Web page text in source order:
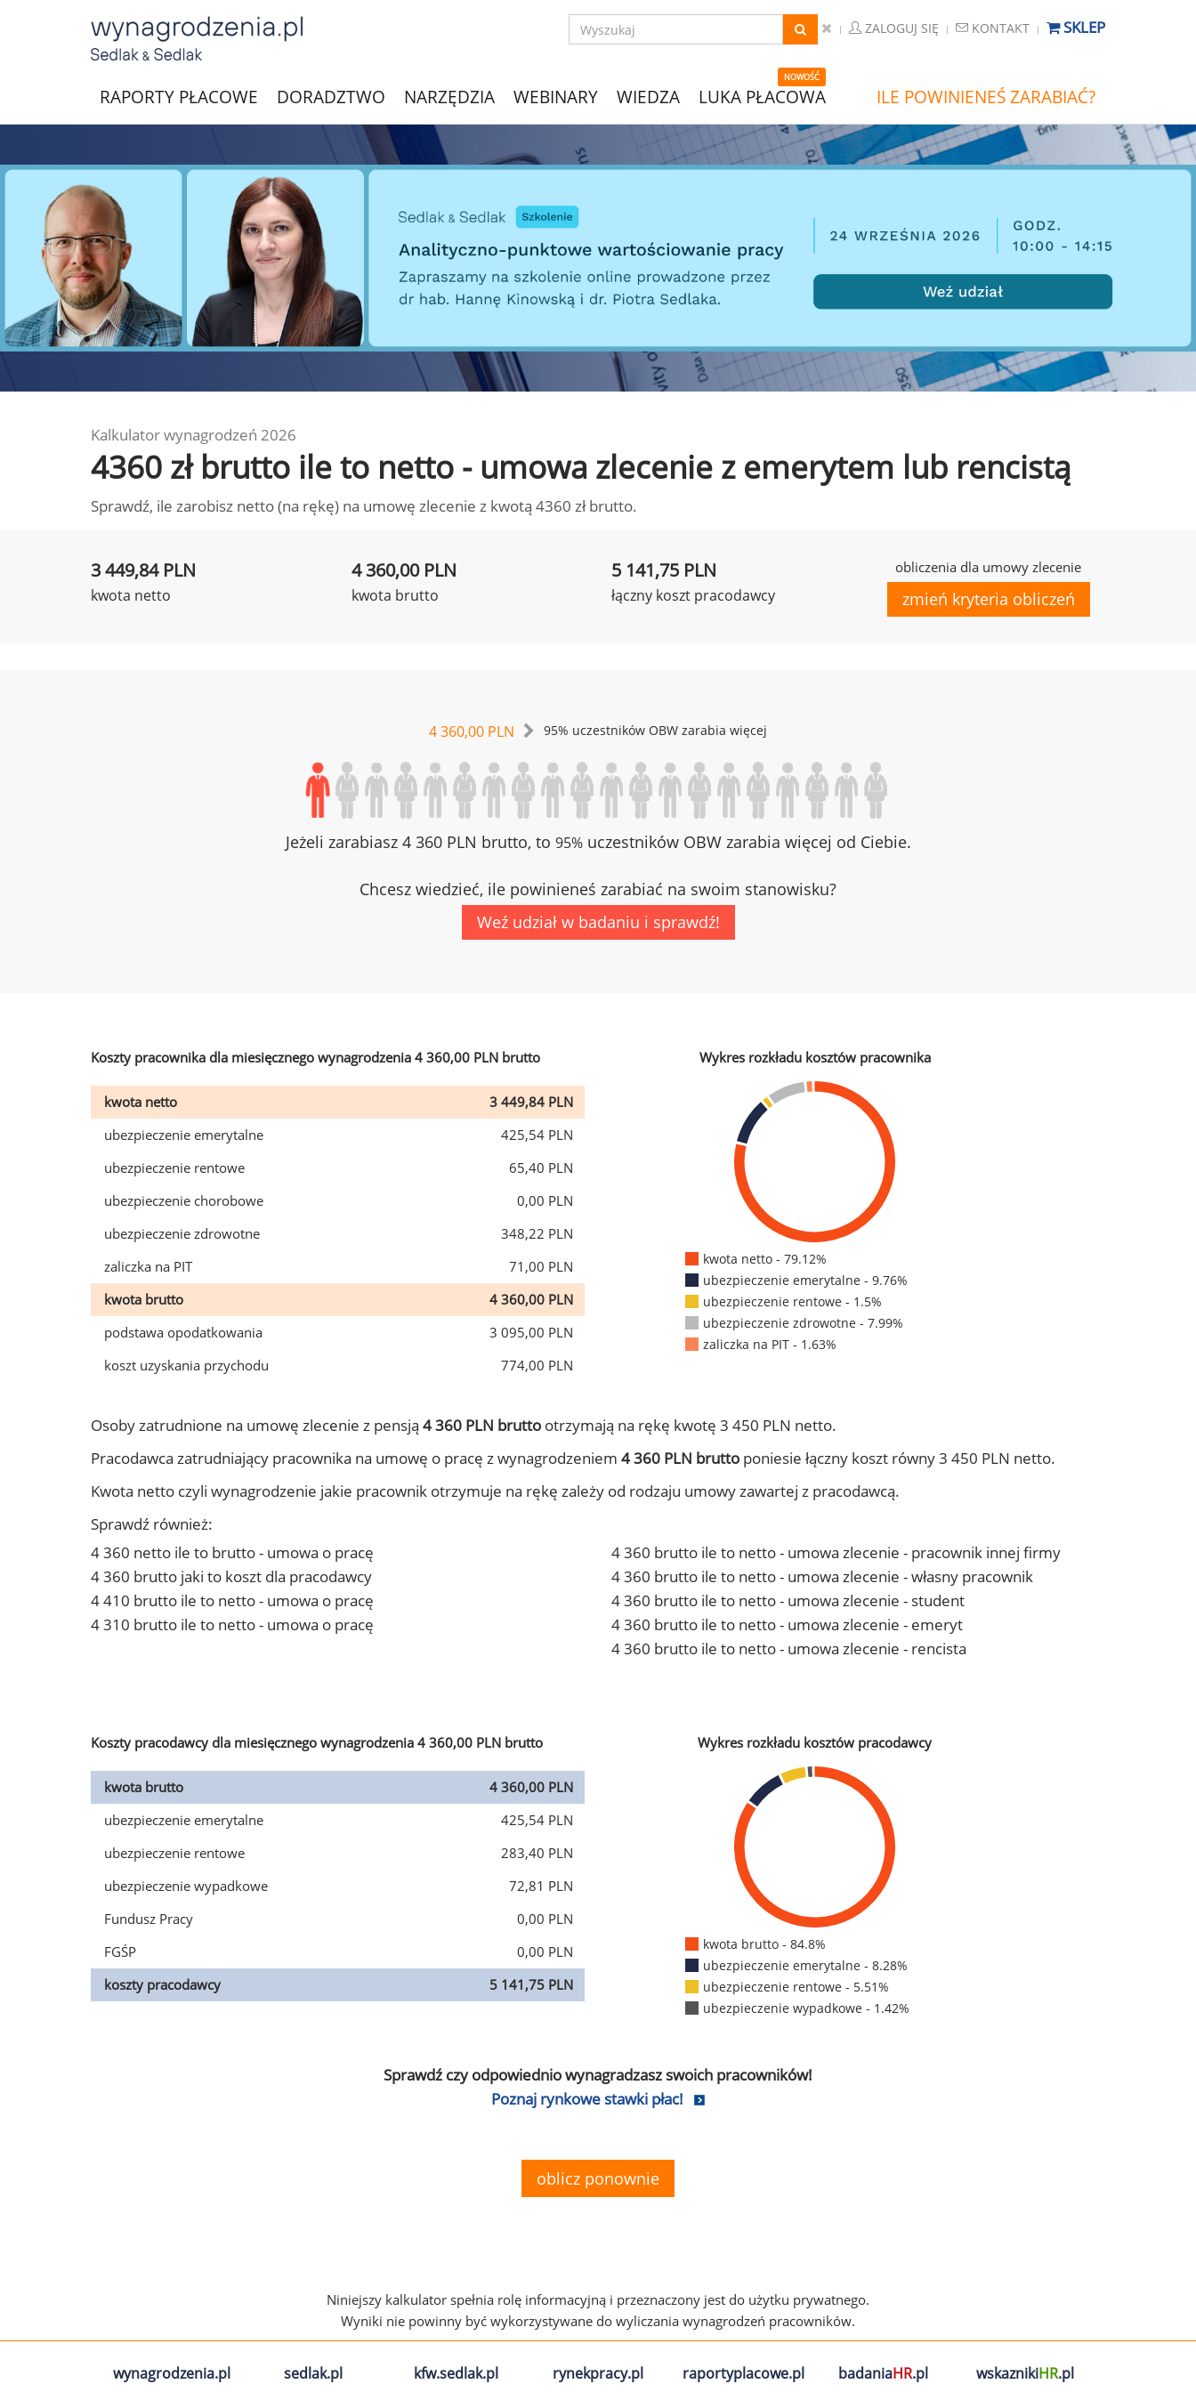
ZALOGUJ SIĘ KONTAKT SKLEP
RAPORTY PŁACOWE DORADZTWO NARZĘDZIA WEBINARY WIEDZA
NOWOŚĆ
LUKA PŁACOWA ILE POWINIENEŚ ZARABIAĆ?
Kalkulator wynagrodzeń 2026
4360 zł brutto ile to netto - umowa zlecenie z emerytem lub rencistą
Sprawdź, ile zarobisz netto (na rękę) na umowę zlecenie z kwotą 4360 zł brutto.
3 449,84 PLN
kwota netto
4 360,00 PLN
kwota brutto
5 141,75 PLN
łączny koszt pracodawcy
obliczenia dla umowy zlecenie
zmień kryteria obliczeń
4 360,00 PLN 95% uczestników OBW zarabia więcej
Jeżeli zarabiasz 4 360 PLN brutto, to 95%uczestników OBW zarabia więcej od Ciebie.
Chcesz wiedzieć, ile powinieneś zarabiać na swoim stanowisku?
Weź udział w badaniu i sprawdź!
Koszty pracownika dla miesięcznego wynagrodzenia 4 360,00 PLN brutto
kwota netto
3 449,84 PLN
ubezpieczenie emerytalne
425,54 PLN
ubezpieczenie rentowe
65,40 PLN
ubezpieczenie chorobowe
0,00 PLN
ubezpieczenie zdrowotne
348,22 PLN
zaliczka na PIT
71,00 PLN
kwota brutto
4 360,00 PLN
podstawa opodatkowania
3 095,00 PLN
koszt uzyskania przychodu
774,00 PLN
Wykres rozkładu kosztów pracownika
kwota netto - 79.12%
ubezpieczenie emerytalne - 9.76%
ubezpieczenie rentowe - 1.5%
ubezpieczenie zdrowotne - 7.99%
zaliczka na PIT - 1.63%
Osoby zatrudnione na umowę zlecenie z pensją 4 360 PLN brutto otrzymają na rękę kwotę 3 450 PLN netto.
Pracodawca zatrudniający pracownika na umowę o pracę z wynagrodzeniem 4 360 PLN brutto poniesie łączny koszt równy 3 450 PLN netto.
Kwota netto czyli wynagrodzenie jakie pracownik otrzymuje na rękę zależy od rodzaju umowy zawartej z pracodawcą.
Sprawdź również:
4 360 netto ile to brutto - umowa o pracę
4 360 brutto jaki to koszt dla pracodawcy
4 410 brutto ile to netto - umowa o pracę
4 310 brutto ile to netto - umowa o pracę
4 360 brutto ile to netto - umowa zlecenie - pracownik innej firmy
4 360 brutto ile to netto - umowa zlecenie - własny pracownik
4 360 brutto ile to netto - umowa zlecenie - student
4 360 brutto ile to netto - umowa zlecenie - emeryt
4 360 brutto ile to netto - umowa zlecenie - rencista
Koszty pracodawcy dla miesięcznego wynagrodzenia 4 360,00 PLN brutto
kwota brutto
4 360,00 PLN
ubezpieczenie emerytalne
425,54 PLN
ubezpieczenie rentowe
283,40 PLN
ubezpieczenie wypadkowe
72,81 PLN
Fundusz Pracy
0,00 PLN
FGŚP
0,00 PLN
koszty pracodawcy
5 141,75 PLN
Wykres rozkładu kosztów pracodawcy
kwota brutto - 84.8%
ubezpieczenie emerytalne - 8.28%
ubezpieczenie rentowe - 5.51%
ubezpieczenie wypadkowe - 1.42%
Sprawdź czy odpowiednio wynagradzasz swoich pracowników!
Poznaj rynkowe stawki płac!
oblicz ponownie
Niniejszy kalkulator spełnia rolę informacyjną i przeznaczony jest do użytku prywatnego.
Wyniki nie powinny być wykorzystywane do wyliczania wynagrodzeń pracowników.
wynagrodzenia.pl sedlak.pl kfw.sedlak.pl rynekpracy.pl raportyplacowe.pl badaniaHR.pl wskaznikiHR.pl